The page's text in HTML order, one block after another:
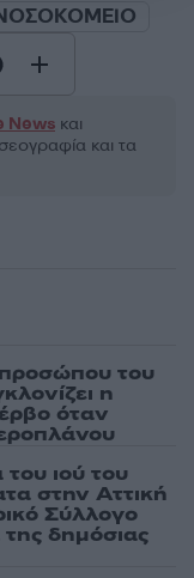
News και
και τα
του
η
όταν
ιού του
στην Αττική
Σύλλογο
δημόσιας